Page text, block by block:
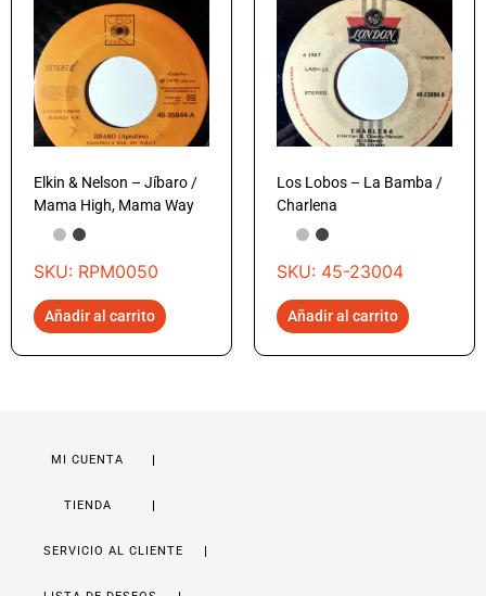
Elkin & Nelson – Jíbaro /
Mama High, Mama Way
SKU: RPM0050
Añadir al carrito
Los Lobos – La Bamba /
Charlena
SKU: 45-23004
Añadir al carrito
MI CUENTA
TIENDA
SERVICIO AL CLIENTE